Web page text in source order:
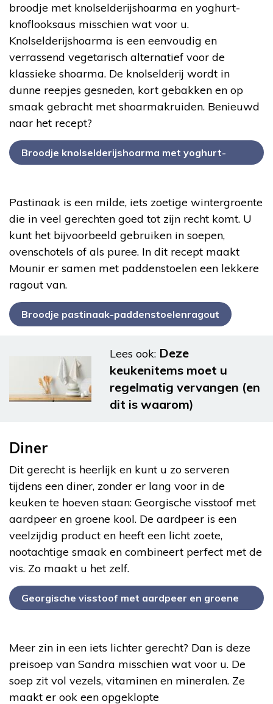
broodje met knolselderijshoarma en yoghurt-
knoflooksaus misschien wat voor u.
Knolselderijshoarma is een eenvoudig en
verrassend vegetarisch alternatief voor de
klassieke shoarma. De knolselderij wordt in
dunne reepjes gesneden, kort gebakken en op
smaak gebracht met shoarmakruiden. Benieuwd
naar het recept?
Broodje knolselderijshoarma met yoghurt-
Pastinaak is een milde, iets zoetige wintergroente
die in veel gerechten goed tot zijn recht komt. U
kunt het bijvoorbeeld gebruiken in soepen,
ovenschotels of als puree. In dit recept maakt
Mounir er samen met paddenstoelen een lekkere
ragout van.
Broodje pastinaak-paddenstoelenragout
Lees ook: Deze
keukenitems moet u
regelmatig vervangen (en
dit is waarom)
Diner
Dit gerecht is heerlijk en kunt u zo serveren
tijdens een diner, zonder er lang voor in de
keuken te hoeven staan: Georgische visstoof met
aardpeer en groene kool. De aardpeer is een
veelzijdig product en heeft een licht zoete,
nootachtige smaak en combineert perfect met de
vis. Zo maakt u het zelf.
Georgische visstoof met aardpeer en groene
Meer zin in een iets lichter gerecht? Dan is deze
preisoep van Sandra misschien wat voor u. De
soep zit vol vezels, vitaminen en mineralen. Ze
maakt er ook een opgeklopte